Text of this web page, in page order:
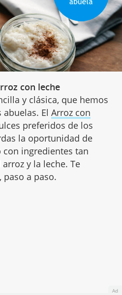
con leche
y clásica, que hemos
El Arroz con
preferidos de los
la oportunidad de
ingredientes tan
y la leche. Te
paso a paso.
Ad